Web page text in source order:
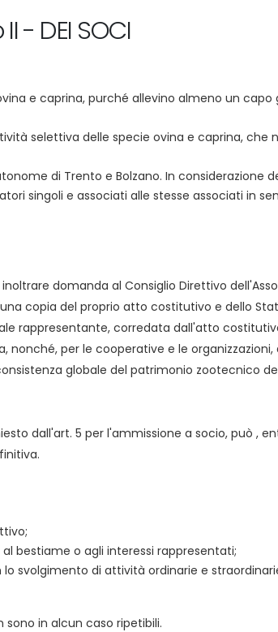
- DEI SOCI
e caprina, purché allevino almeno un
selettiva delle specie ovina e caprina,
di Trento e Bolzano. In considerazione
singoli e associati alle stesse associati in
domanda al Consiglio Direttivo
copia del proprio atto costitutivo e dello
rappresentante, corredata dall'atto
per le cooperative e le
globale del patrimonio zootecnico
dall'art. 5 per l'ammissione a socio, può ,
bestiame o agli interessi rappresentati;
di attività ordinarie e
in alcun caso ripetibili.